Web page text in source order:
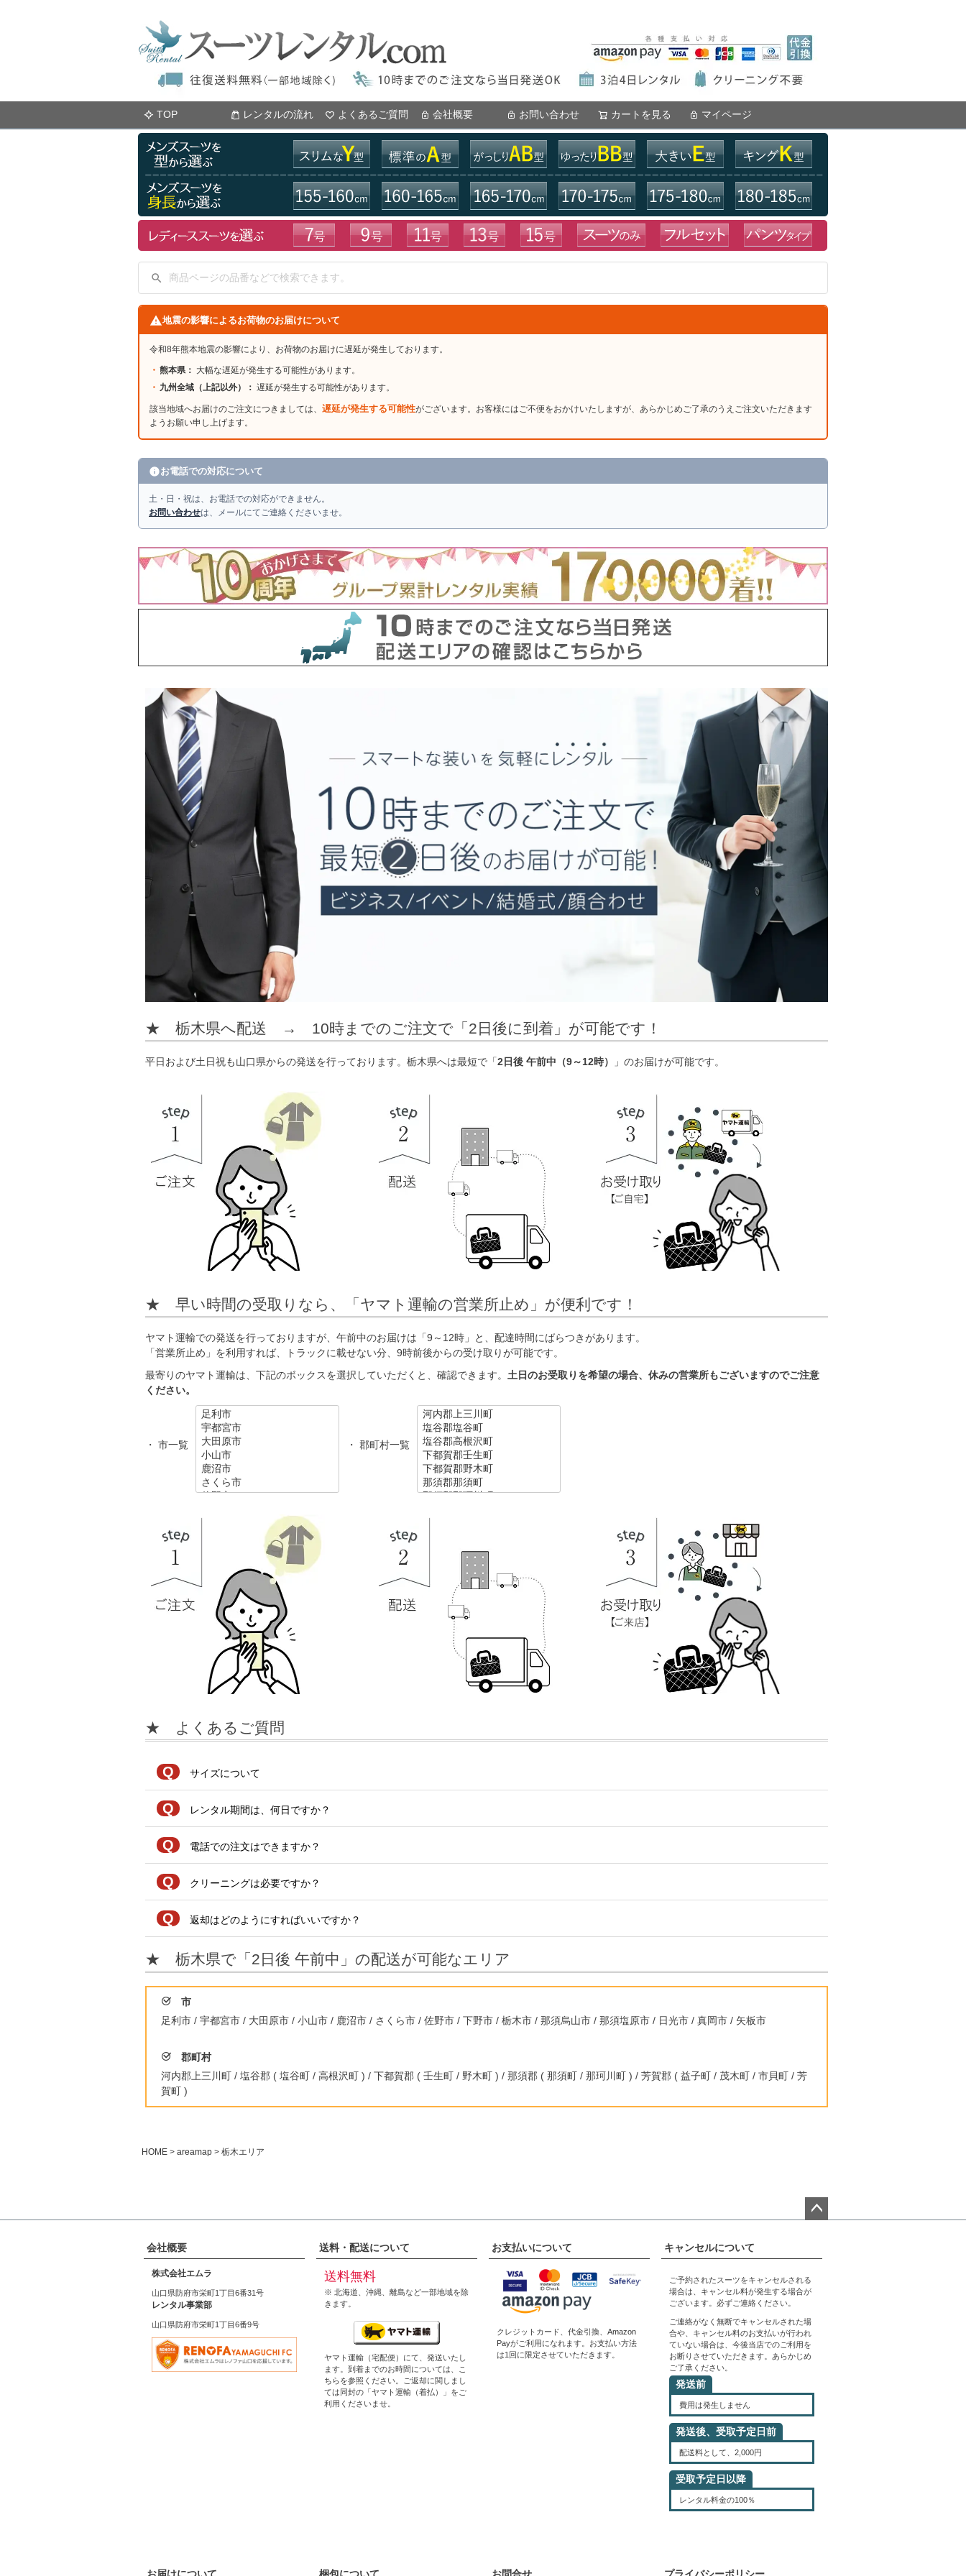
TOP レンタルの流れ よくあるご質問 会社概要 お問い合わせ カートを見る マイページ
地震の影響によるお荷物のお届けについて
令和8年熊本地震の影響により、お荷物のお届けに遅延が発生しております。
熊本県： 大幅な遅延が発生する可能性があります。
九州全域（上記以外）： 遅延が発生する可能性があります。
該当地域へお届けのご注文につきましては、 遅延が発生する可能性がございます。お客様にはご不便をおかけいたしますが、あらかじめご了承のうえご注文いただきます
ようお願い申し上げます。
お電話での対応について
土・日・祝は、お電話での対応ができません。
お問い合わせは、メールにてご連絡くださいませ。
★ 栃木県へ配送 → 10時までのご注文で「2日後に到着」が可能です！
平日および土日祝も山口県からの発送を行っております。栃木県へは最短で「2日後 午前中（9～12時） 」のお届けが可能です。
★ 早い時間の受取りなら、「ヤマト運輸の営業所止め」が便利です！
ヤマト運輸での発送を行っておりますが、午前中のお届けは「9～12時」と、配達時間にばらつきがあります。
「営業所止め」を利用すれば、トラックに載せない分、9時前後からの受け取りが可能です。
最寄りのヤマト運輸は、下記のボックスを選択していただくと、確認できます。 土日のお受取りを希望の場合、休みの営業所もございますのでご注意
ください。
・ 市一覧 ・ 郡町村一覧
★ よくあるご質問
Q サイズについて
Q レンタル期間は、何日ですか？
Q 電話での注文はできますか？
Q クリーニングは必要ですか？
Q 返却はどのようにすればいいですか？
★ 栃木県で「2日後 午前中」の配送が可能なエリア
市
足利市 / 宇都宮市 / 大田原市 / 小山市 / 鹿沼市 / さくら市 / 佐野市 / 下野市 / 栃木市 / 那須烏山市 / 那須塩原市 / 日光市 / 真岡市 / 矢板市
郡町村
河内郡上三川町 / 塩谷郡 ( 塩谷町 / 高根沢町 ) / 下都賀郡 ( 壬生町 / 野木町 ) / 那須郡 ( 那須町 / 那珂川町 ) / 芳賀郡 ( 益子町 / 茂木町 / 市貝町 / 芳
賀町 )
HOME areamap 栃木エリア
ップ
会社概要
株式会社エムラ
山口県防府市栄町1丁目6番31号
レンタル事業部
山口県防府市栄町1丁目6番9号
送料・配送について
送料無料
※ 北海道、沖縄、離島など一部地域を除
きます。
ヤマト運輸（宅配便）にて、発送いたし
ます。到着までのお時間については、
こ
ちらを参照ください。ご返却に関しまし
ては同封の「ヤマト運輸（着払）」をご
利用くださいませ。
お支払いについて
クレジットカード、代金引換、Amazon
Payがご利用になれます。お支払い方法
は1回に限定させていただきます。
キャンセルについて
ご予約されたスーツをキャンセルされる
場合は、キャンセル料が発生する場合が
ございます。必ずご連絡ください。
ご連絡がなく無断でキャンセルされた場
合や、キャンセル料のお支払いが行われ
ていない場合は、今後当店でのご利用を
お断りさせていただきます。あらかじめ
ご了承ください。
発送前
費用は発生しません
発送後、受取予定日前
配送料として、2,000円
受取予定日以降
レンタル料金の100％